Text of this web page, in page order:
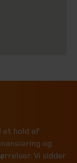
et hold af
og
Vi sidder